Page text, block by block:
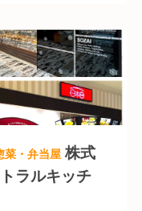
」を通して事業
常に新しい食の
材を自社工場で
念に調理し、ご
のをお届けして
菜・弁当屋 株式
ラルキッチ